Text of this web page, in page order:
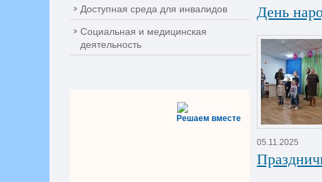
Доступная среда для инвалидов
Социальная и медицинская
деятельность
Решаем вместе
День
05.11.2025